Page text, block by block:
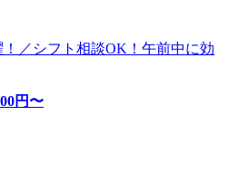
／シフト相談OK！午前中に効
円〜